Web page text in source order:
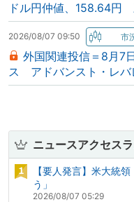
ドル円仲値、158.64円
2026/08/07 09:50
外国関連投信＝8月
ス アドバンスト・レバ
ニュースアクセス
【要人発言】米大統
う」
2026/08/07 05:29